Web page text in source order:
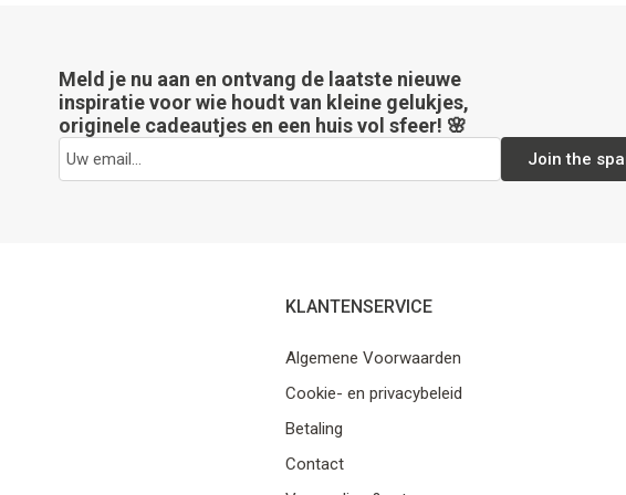
Meld je nu aan en ontvang de laatste nieuwe
inspiratie voor wie houdt van kleine gelukjes,
originele cadeautjes en een huis vol sfeer! 🌸
Join the
KLANTENSERVICE
Algemene Voorwaarden
Cookie- en privacybeleid
Betaling
Contact